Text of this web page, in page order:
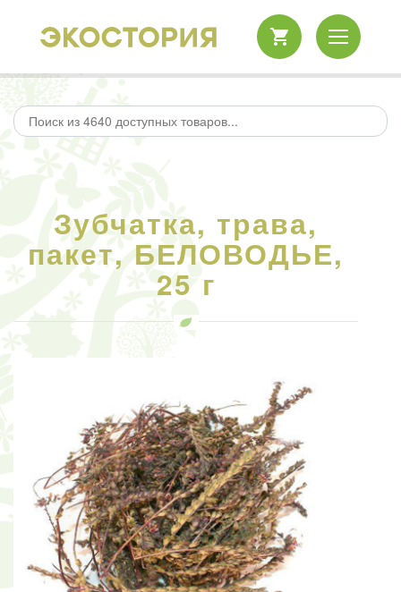
Зубчатка, трава,
пакет, БЕЛОВОДЬЕ,
25 г